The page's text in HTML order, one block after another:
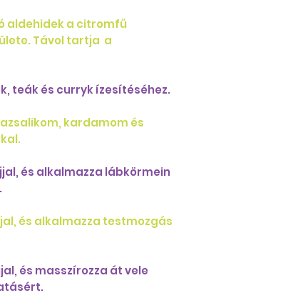
aldehidek a citromfű
Távol tartja a
teák és curryk ízesítéséhez.
kardamom és
és alkalmazza lábkörmein
és alkalmazza testmozgás
és masszírozza át vele